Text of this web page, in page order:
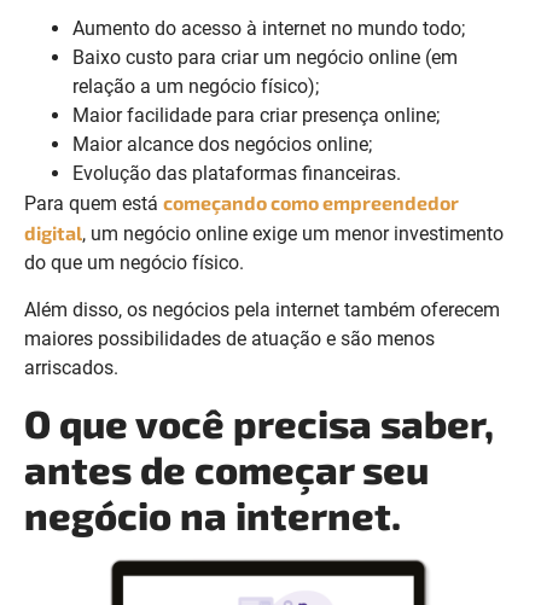
Aumento do acesso à internet no mundo todo;
Baixo custo para criar um negócio online (em
relação a um negócio físico);
Maior facilidade para criar presença online;
Maior alcance dos negócios online;
Evolução das plataformas financeiras.
Para quem está começando como empreendedor
digital, um negócio online exige um menor investimento
do que um negócio físico.
Além disso, os negócios pela internet também oferecem
maiores possibilidades de atuação e são menos
arriscados.
O que você precisa saber,
antes de começar seu
negócio na internet.